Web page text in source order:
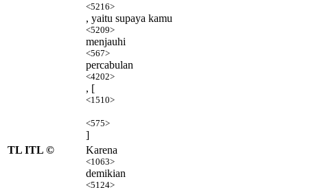
<5216>
, yaitu supaya kamu
<5209>
menjauhi
<567>
percabulan
<4202>
, [
<1510>
<575>
]
TL ITL ©
Karena
<1063>
demikian
<5124>